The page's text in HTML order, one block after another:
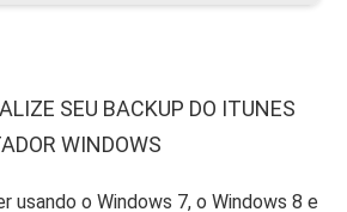
SEU BACKUP DO ITUNES
WINDOWS
usando o Windows 7, o Windows 8 e